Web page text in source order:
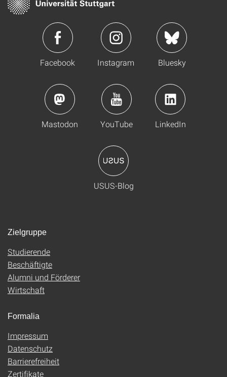
Facebook Instagram Bluesky
Mastodon YouTube LinkedIn
USUS-Blog
Zielgruppe
Studierende
Beschäftigte
Alumni und Förderer
Wirtschaft
Formalia
Impressum
Datenschutz
Barrierefreiheit
Zertifikate